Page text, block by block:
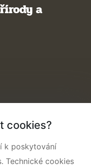
a
cookies?
k poskytování
Technické cookies